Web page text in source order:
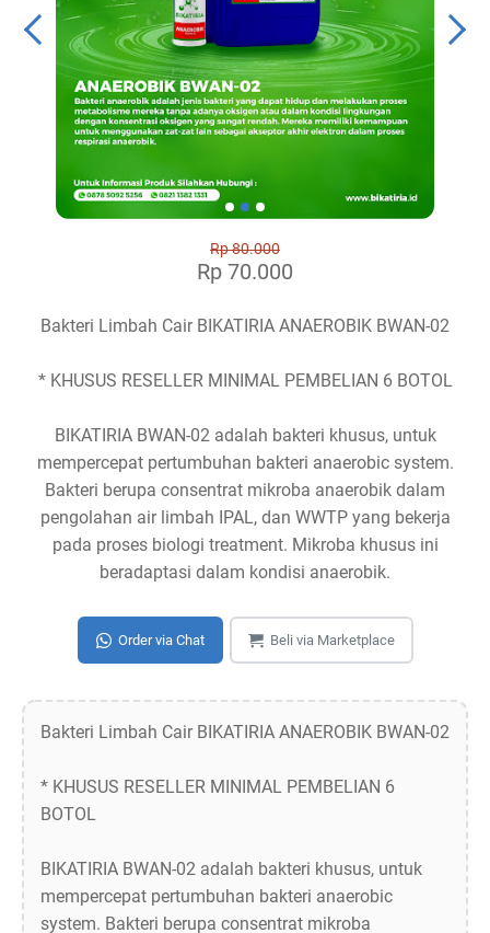
Rp 80.000
Rp 70.000
Bakteri Limbah Cair BIKATIRIA ANAEROBIK BWAN-02
* KHUSUS RESELLER MINIMAL PEMBELIAN 6 BOTOL
BIKATIRIA BWAN-02 adalah bakteri khusus, untuk
mempercepat pertumbuhan bakteri anaerobic system.
Bakteri berupa consentrat mikroba anaerobik dalam
pengolahan air limbah IPAL, dan WWTP yang bekerja
pada proses biologi treatment. Mikroba khusus ini
beradaptasi dalam kondisi anaerobik.
Order via Chat Beli via Marketplace
Bakteri Limbah Cair BIKATIRIA ANAEROBIK BWAN-02
* KHUSUS RESELLER MINIMAL PEMBELIAN 6
BOTOL
BIKATIRIA BWAN-02 adalah bakteri khusus, untuk
mempercepat pertumbuhan bakteri anaerobic
system. Bakteri berupa consentrat mikroba